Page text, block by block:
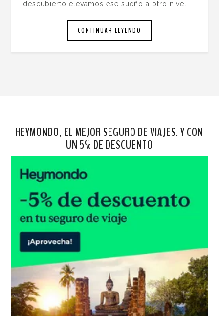
descubierto elevamos ese sueño a otro nivel.
CONTINUAR LEYENDO
HEYMONDO, EL MEJOR SEGURO DE VIAJES. Y CON
UN 5% DE DESCUENTO